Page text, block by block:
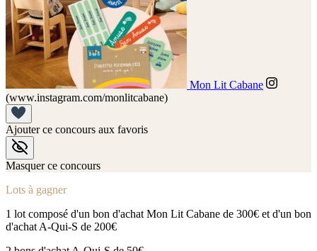
Mon Lit Cabane
(www.instagram.com/monlitcabane)
Ajouter ce concours aux favoris
Masquer ce concours
Lots à gagner
1 lot composé d'un bon d'achat Mon Lit Cabane de 300€ et d'un bon
d'achat A-Qui-S de 200€